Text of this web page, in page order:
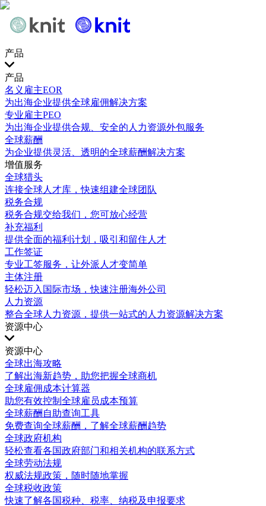
产品
产品
名义雇主EOR
为出海企业提供全球雇佣解决方案
专业雇主PEO
为出海企业提供合规、安全的人力资源外包服务
全球薪酬
为企业提供灵活、透明的全球薪酬解决方案
增值服务
全球猎头
连接全球人才库，快速组建全球团队
税务合规
税务合规交给我们，您可放心经营
补充福利
提供全面的福利计划，吸引和留住人才
工作签证
专业工签服务，让外派人才变简单
主体注册
轻松迈入国际市场，快速注册海外公司
人力资源
整合全球人力资源，提供一站式的人力资源解决方案
资源中心
资源中心
全球出海攻略
了解出海新趋势，助您把握全球商机
全球雇佣成本计算器
助您有效控制全球雇员成本预算
全球薪酬自助查询工具
免费查询全球薪酬，了解全球薪酬趋势
全球政府机构
轻松查看各国政府部门和相关机构的联系方式
全球劳动法规
权威法规政策，随时随地掌握
全球税收政策
快速了解各国税种、税率、纳税及申报要求